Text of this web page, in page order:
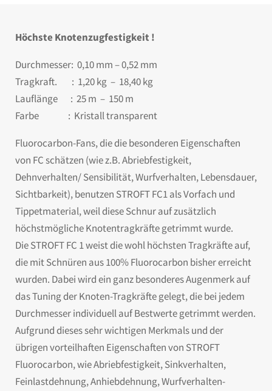
Höchste Knotenzugfestigkeit !
Durchmesser: 0,10 mm – 0,52 mm
Tragkraft. : 1,20 kg – 18,40 kg
Lauflänge : 25 m – 150 m
Farbe : Kristall transparent
Fluorocarbon-Fans, die die besonderen Eigenschaften
von FC schätzen (wie z.B. Abriebfestigkeit,
Dehnverhalten/ Sensibilität, Wurfverhalten, Lebensdauer,
Sichtbarkeit), benutzen STROFT FC1 als Vorfach und
Tippetmaterial, weil diese Schnur auf zusätzlich
höchstmögliche Knotentragkräfte getrimmt wurde.
Die STROFT FC 1 weist die wohl höchsten Tragkräfte auf,
die mit Schnüren aus 100% Fluorocarbon bisher erreicht
wurden. Dabei wird ein ganz besonderes Augenmerk auf
das Tuning der Knoten-Tragkräfte gelegt, die bei jedem
Durchmesser individuell auf Bestwerte getrimmt werden.
Aufgrund dieses sehr wichtigen Merkmals und der
übrigen vorteilhaften Eigenschaften von STROFT
Fluorocarbon, wie Abriebfestigkeit, Sinkverhalten,
Feinlastdehnung, Anhiebdehnung, Wurfverhalten-